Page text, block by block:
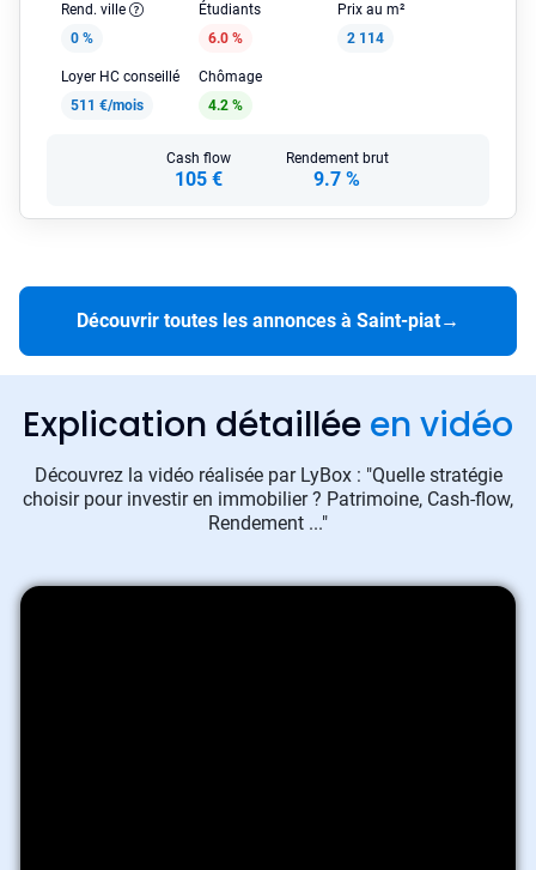
Rend. ville
0 %
Étudiants
6.0 %
Prix au m²
2 114
Loyer HC conseillé
511 €/mois
Chômage
4.2 %
Cash flow
105 €
Rendement brut
9.7 %
Découvrir toutes les annonces à Saint-piat→
Explication détaillée en vidéo
Découvrez la vidéo réalisée par LyBox : "Quelle stratégie
choisir pour investir en immobilier ? Patrimoine, Cash-flow,
Rendement ..."